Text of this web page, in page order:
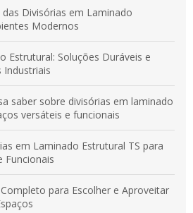
Divisórias em Laminado
Modernos
Estrutural: Soluções Duráveis e
Industriais
saber sobre divisórias em laminado
versáteis e funcionais
em Laminado Estrutural TS para
Funcionais
para Escolher e Aproveitar